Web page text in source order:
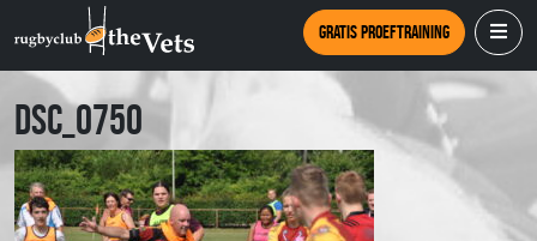
Gratis proeftraining
DSC_0750